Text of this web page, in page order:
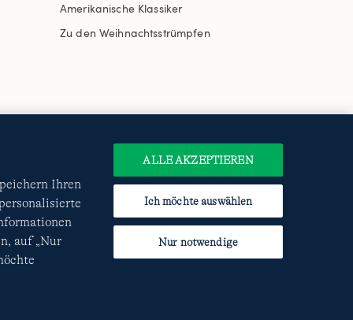
Amerikanische Klassiker
Zu den Weihnachtsstrümpfen
Datenschutzerklärung
Ihren
auf „Nur
Ich möchte auswählen
Nur notwendige
ALLE AKZEPTIEREN